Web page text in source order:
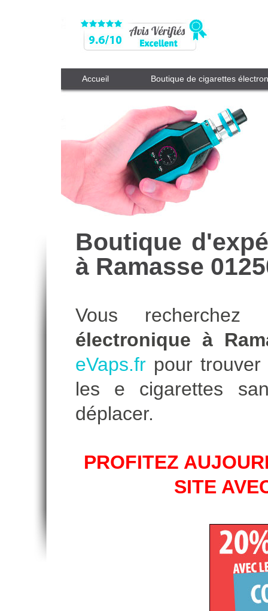
Accueil Boutique de cigarettes
Boutique
à Ramasse
Vous
électronique à
eVaps.frpour trouver
les e cigarettes
déplacer.
PROFITEZ
SITE